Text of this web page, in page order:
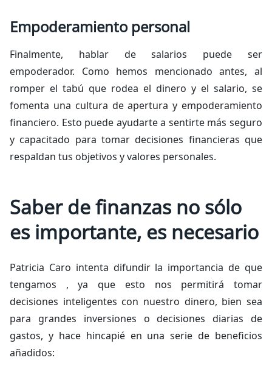
Empoderamiento personal
Finalmente, hablar de salarios puede ser
empoderador. Como hemos mencionado antes, al
romper el tabú que rodea el dinero y el salario, se
fomenta una cultura de apertura y empoderamiento
financiero. Esto puede ayudarte a sentirte más seguro
y capacitado para tomar decisiones financieras que
respaldan tus objetivos y valores personales.
Saber de finanzas no sólo
es importante, es necesario
Patricia Caro intenta difundir la importancia de que
tengamos , ya que esto nos permitirá tomar
decisiones inteligentes con nuestro dinero, bien sea
para grandes inversiones o decisiones diarias de
gastos, y hace hincapié en una serie de beneficios
añadidos: